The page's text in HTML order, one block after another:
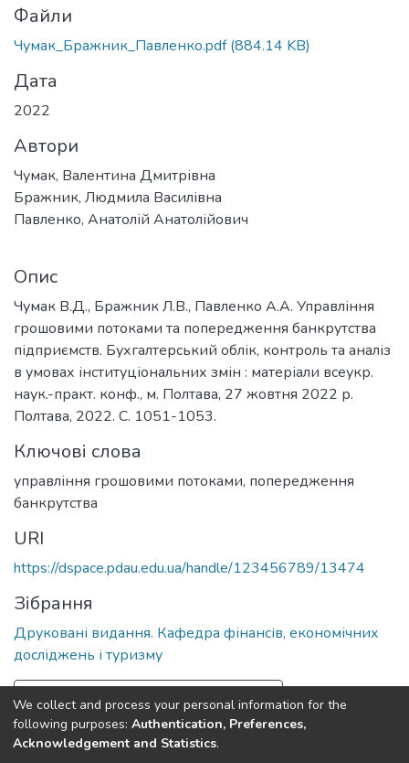
Файли
Чумак_Бражник_Павленко.pdf(884.14 KB)
Дата
2022
Автори
Чумак, Валентина Дмитрівна
Бражник, Людмила Василівна
Павленко, Анатолій Анатолійович
Опис
Чумак В.Д., Бражник Л.В., Павленко А.А. Управління
грошовими потоками та попередження банкрутства
підприємств. Бухгалтерський облік, контроль та аналіз
в умовах інституціональних змін : матеріали всеукр.
наук.-практ. конф., м. Полтава, 27 жовтня 2022 р.
Полтава, 2022. С. 1051-1053.
Ключові слова
управління грошовими потоками, попередження
банкрутства
URI
https://dspace.pdau.edu.ua/handle/123456789/13474
Зібрання
Друковані видання. Кафедра фінансів, економічних
досліджень і туризму
Повна інформація про документ
Полтавський державний аграрний університет
We collect and process your personal information for the
following purposes: Authentication, Preferences,
Acknowledgement and Statistics.